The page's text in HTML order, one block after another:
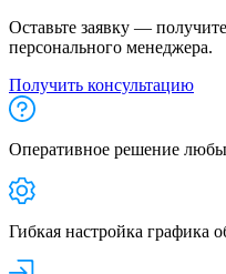
Оставьте заявку —
персонального менеджера.
Получить консультацию
Оперативное решение
Гибкая настройка графика